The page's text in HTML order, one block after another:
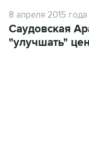
8 апреля 2015 года
Саудовская
"улучшать"